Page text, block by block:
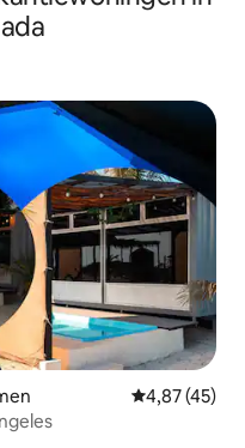
Gemiddelde
4,87 (45)